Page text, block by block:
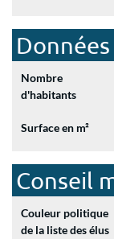
Nombre
d'habitants
Surface en m²
Conseil
Couleur politique
de la liste des élus